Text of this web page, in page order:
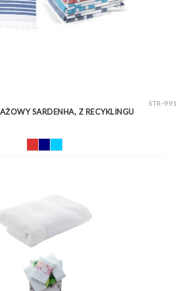
STR-
SARDENHA, Z RECYKLINGU